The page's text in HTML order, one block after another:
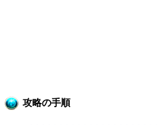
攻略の手順